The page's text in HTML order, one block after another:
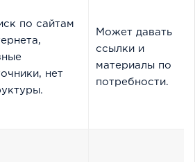
по сайтам
нет
Может давать
ссылки и
материалы по
потребности.